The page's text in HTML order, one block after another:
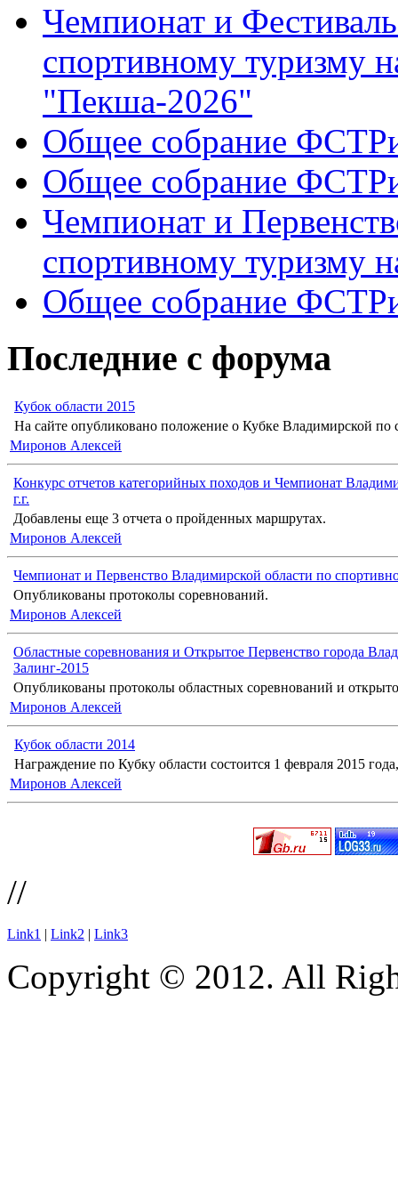
Чемпионат и
спортивному туризму
"Пекша-2026"
Общее собрание
Общее собрание
Чемпионат и
спортивному туризму
Общее собрание
Последние с форума
Кубок области 2015
На сайте опубликовано положение о Кубке Владимирской по
Миронов Алексей
Конкурс отчетов категорийных походов и Чемпионат
г.г.
Добавлены еще 3 отчета о пройденных маршрутах.
Миронов Алексей
Чемпионат и Первенство Владимирской области по
Опубликованы протоколы соревнований.
Миронов Алексей
Областные соревнования и Открытое Первенство города
Залинг-2015
Опубликованы протоколы областных соревнований и
Миронов Алексей
Кубок области 2014
Награждение по Кубку области состоится 1 февраля 2015
Миронов Алексей
//
Link1 | Link2 | Link3
Copyright © 2012. All